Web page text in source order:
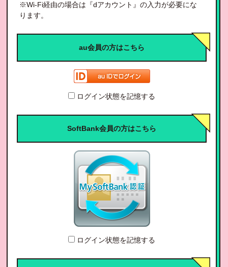
※Wi-Fi経由の場合は『dアカウント』の入力が必要にな
ります。
au会員の方はこちら
ログイン状態を記憶する
SoftBank会員の方はこちら
ログイン状態を記憶する